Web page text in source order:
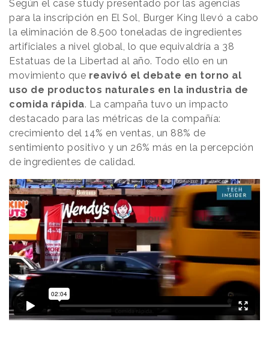
Según el case study presentado por las agencias
para la inscripción en El Sol, Burger King llevó a cabo
la eliminación de 8.500 toneladas de ingredientes
artificiales a nivel global, lo que equivaldría a 38
Estatuas de la Libertad al año. Todo ello en un
movimiento que reavivó el debate en torno al
uso de productos naturales en la industria de
comida rápida. La campaña tuvo un impacto
destacado para las métricas de la compañía:
crecimiento del 14% en ventas, un 88% de
sentimiento positivo y un 26% más en la percepción
de ingredientes de calidad.